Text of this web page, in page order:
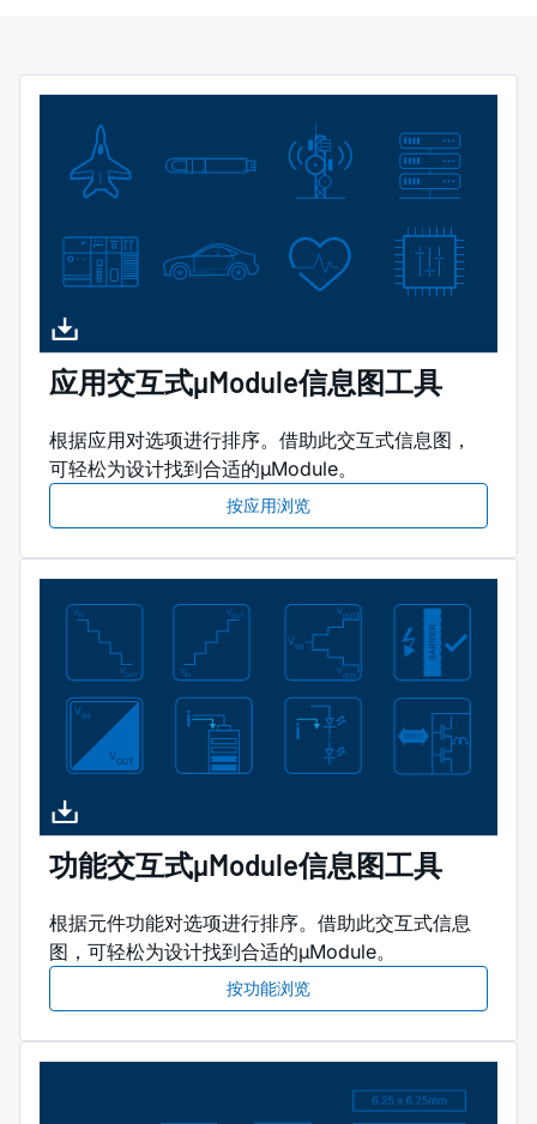
应用交互式µModule信息图工具
根据应用对选项进行排序。借助此交互式信息图，
可轻松为设计找到合适的µModule。
按应用浏览
功能交互式µModule信息图工具
根据元件功能对选项进行排序。借助此交互式信息
图，可轻松为设计找到合适的µModule。
按功能浏览